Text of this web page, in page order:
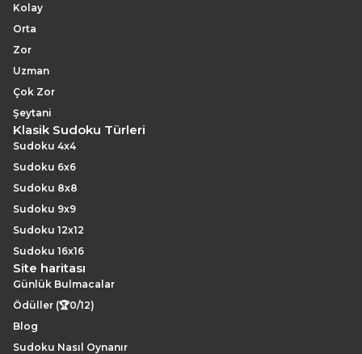
Kolay
Orta
Zor
Uzman
Çok Zor
Şeytani
Klasik Sudoku Türleri
Sudoku 4x4
Sudoku 6x6
Sudoku 8x8
Sudoku 9x9
Sudoku 12x12
Sudoku 16x16
Site haritası
Günlük Bulmacalar
Ödüller (🏆0/12)
Blog
Sudoku Nasıl Oynanır